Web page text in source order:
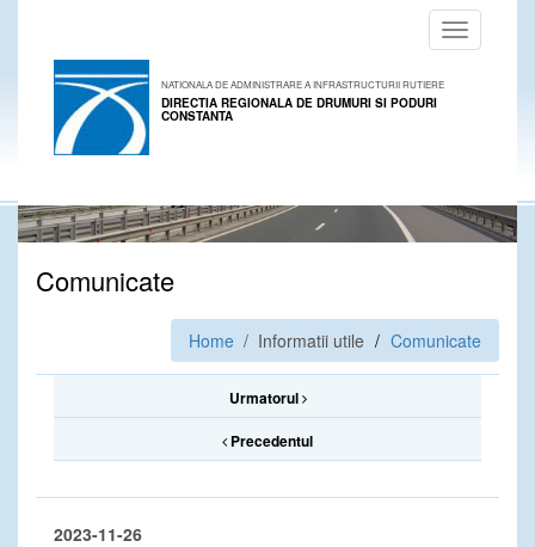
Toggle
navigation
NATIONALA DE ADMINISTRARE A INFRASTRUCTURII RUTIERE
DIRECTIA REGIONALA DE DRUMURI SI PODURI
CONSTANTA
Comunicate
Home / Informatii utile Comunicate
Urmatorul
Precedentul
2023-11-26